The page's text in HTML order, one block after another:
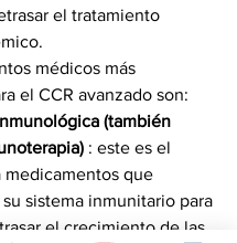
el tratamiento
médicos más
el CCR avanzado son:
(también
: este es el
medicamentos que
sistema inmunitario para
el crecimiento de las